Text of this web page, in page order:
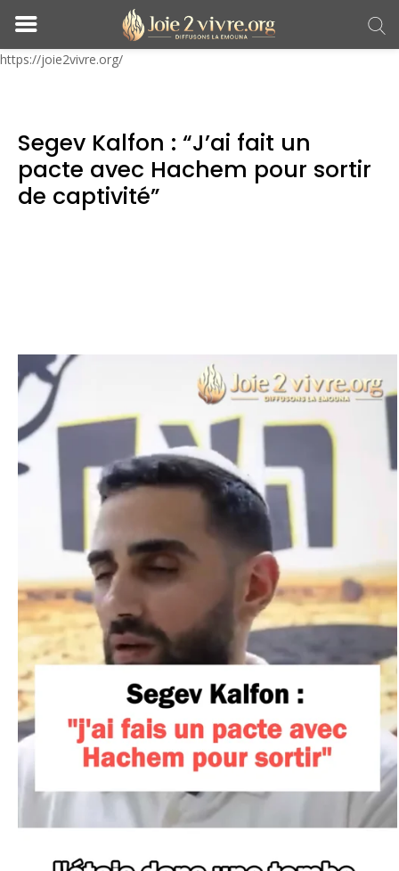
https://joie2vivre.org/
Segev Kalfon : “J’ai fait un
pacte avec Hachem pour sortir
de captivité”